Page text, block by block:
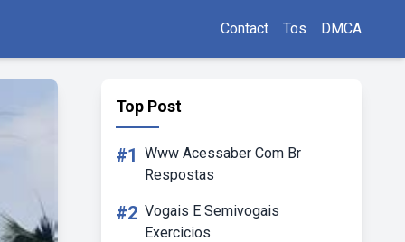
Contact Tos DMCA
Top Post
#1 Www Acessaber Com Br
Respostas
#2 Vogais E Semivogais
Exercicios